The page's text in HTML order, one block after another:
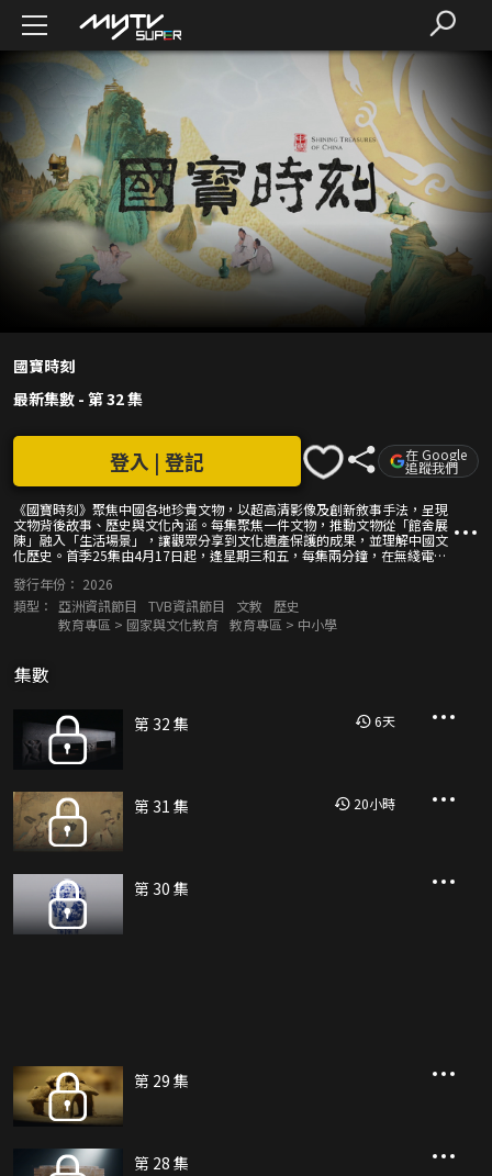
國寶時刻
最新集數 - 第 32 集
《國寶時刻》聚焦中國各地珍貴文物，以超高清影像及創新敘事手法，呈現
文物背後故事、歷史與文化內涵。每集聚焦一件文物，推動文物從「館舍展
陳」融入「生活場景」，讓觀眾分享到文化遺產保護的成果，並理解中國文
化歷史。首季25集由4月17日起，逢星期三和五，每集兩分鐘，在無綫電視
登入 | 登記 在 Google
追蹤我們
發行年份： 2026
類型：
亞洲資訊節目 TVB資訊節目 文教
歷史
教育專區 > 國家與文化教育 教育專區 > 中小學
集數
第 32 集 6天
第 31 集 20小時
第 30 集
第 29 集
第 28 集